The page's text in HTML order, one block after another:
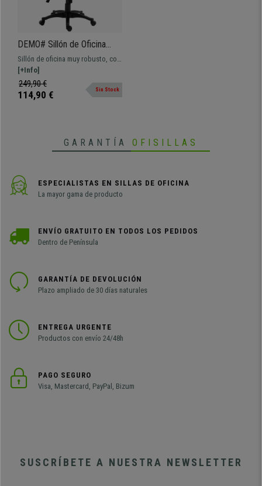
DEMO# Sillón de Oficina
MALDON, Elegante Diseño,
Gran Acolchado, en Piel
Color Negro
Sillón de oficina muy robusto, con
gran acolchado y tapizado en piel
sintética de gran calidad.
[+Info]
249,90 €
114,90 € Sin Stock
GARANTÍA OFISILLAS
ESPECIALISTAS EN SILLAS DE OFICINA
La mayor gama de producto
ENVÍO GRATUITO EN TODOS LOS PEDIDOS
Dentro de Península
GARANTÍA DE DEVOLUCIÓN
Plazo ampliado de 30 días naturales
ENTREGA URGENTE
Productos con envío 24/48h
PAGO SEGURO
Visa, Mastercard, PayPal, Bizum
SUSCRÍBETE A NUESTRA NEWSLETTER